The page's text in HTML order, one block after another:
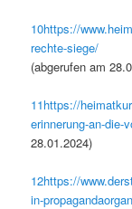
10https://
rechte-siege/
(abgerufen am
11https://
erinnerung-an-die-
28.01.2024)
12https://
in-